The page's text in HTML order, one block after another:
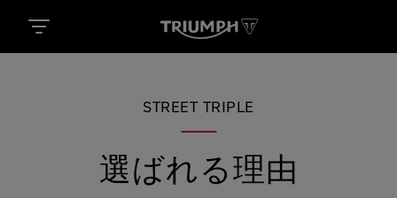
STREET TRIPLE
選ばれる理由